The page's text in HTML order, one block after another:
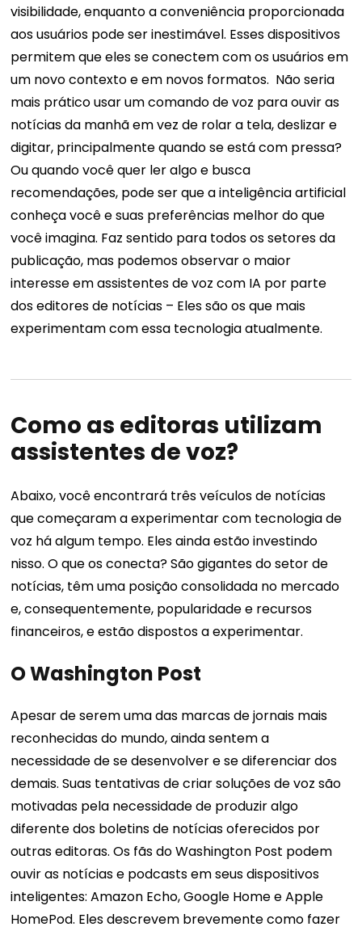
visibilidade, enquanto a conveniência proporcionada
aos usuários pode ser inestimável. Esses dispositivos
permitem que eles se conectem com os usuários em
um novo contexto e em novos formatos. Não seria
mais prático usar um comando de voz para ouvir as
notícias da manhã em vez de rolar a tela, deslizar e
digitar, principalmente quando se está com pressa?
Ou quando você quer ler algo e busca
recomendações, pode ser que a inteligência artificial
conheça você e suas preferências melhor do que
você imagina. Faz sentido para todos os setores da
publicação, mas podemos observar o maior
interesse em assistentes de voz com IA por parte
dos editores de notícias – Eles são os que mais
experimentam com essa tecnologia atualmente.
Como as editoras utilizam
assistentes de voz?
Abaixo, você encontrará três veículos de notícias
que começaram a experimentar com tecnologia de
voz há algum tempo. Eles ainda estão investindo
nisso. O que os conecta? São gigantes do setor de
notícias, têm uma posição consolidada no mercado
e, consequentemente, popularidade e recursos
financeiros, e estão dispostos a experimentar.
O Washington Post
Apesar de serem uma das marcas de jornais mais
reconhecidas do mundo, ainda sentem a
necessidade de se desenvolver e se diferenciar dos
demais. Suas tentativas de criar soluções de voz são
motivadas pela necessidade de produzir algo
diferente dos boletins de notícias oferecidos por
outras editoras. Os fãs do Washington Post podem
ouvir as notícias e podcasts em seus dispositivos
inteligentes: Amazon Echo, Google Home e Apple
HomePod. Eles descrevem brevemente como fazer